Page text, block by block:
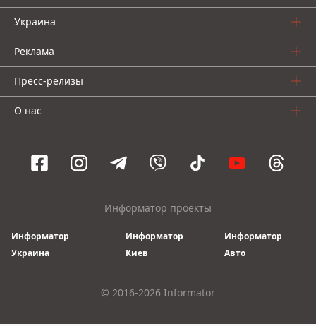
Украина
Реклама
Пресс-релизы
О нас
Информатор проекты
Информатор
Украина
Информатор
Киев
Информатор
Авто
© 2016-2026 Informator